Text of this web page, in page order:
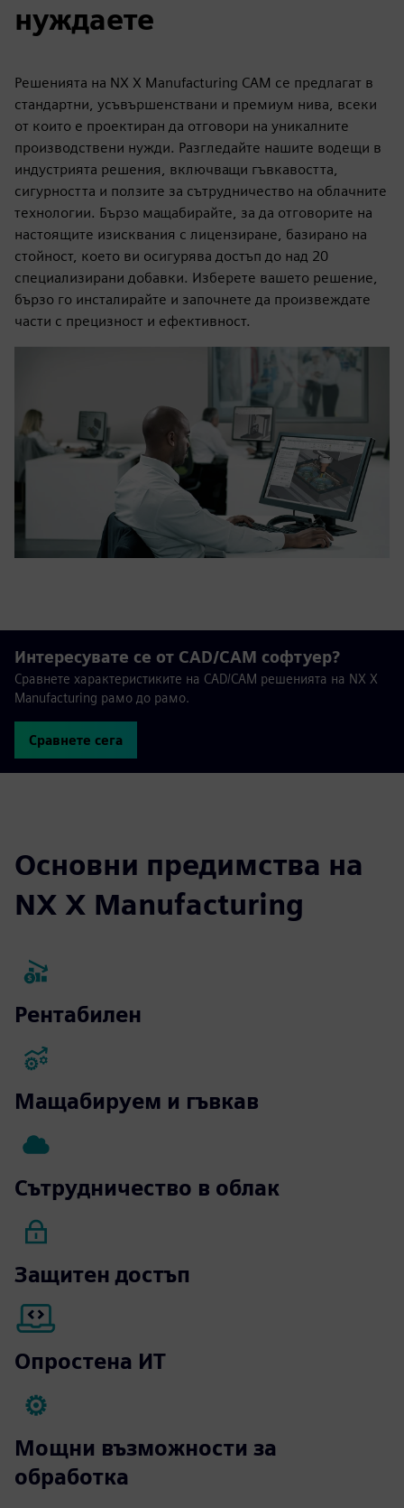
нуждаете
Решенията на NX X Manufacturing CAM се предлагат в
стандартни, усъвършенствани и премиум нива, всеки
от които е проектиран да отговори на уникалните
производствени нужди. Разгледайте нашите водещи в
индустрията решения, включващи гъвкавостта,
сигурността и ползите за сътрудничество на облачните
технологии. Бързо мащабирайте, за да отговорите на
настоящите изисквания с лицензиране, базирано на
стойност, което ви осигурява достъп до над 20
специализирани добавки. Изберете вашето решение,
бързо го инсталирайте и започнете да произвеждате
части с прецизност и ефективност.
Интересувате се от CAD/CAM софтуер?
Сравнете характеристиките на CAD/CAM решенията на NX X
Manufacturing рамо до рамо.
Сравнете сега
Основни предимства на
NX X Manufacturing
Рентабилен
Мащабируем и гъвкав
Сътрудничество в облак
Защитен достъп
Опростена ИТ
Мощни възможности за
обработка